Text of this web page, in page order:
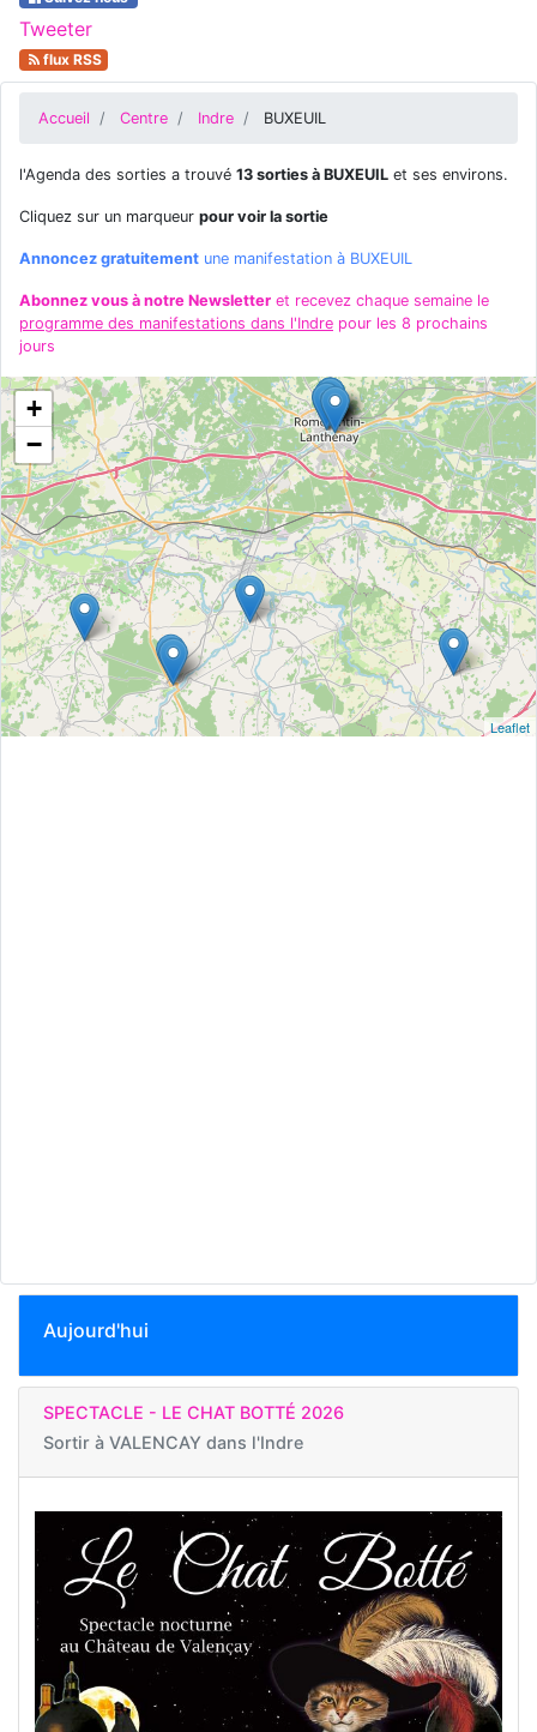
Tweeter
flux RSS
Accueil Centre Indre BUXEUIL
l'Agenda des sorties a trouvé 13 sorties à BUXEUIL et ses environs.
Cliquez sur un marqueur pour voir la sortie
Annoncez gratuitement une manifestation à BUXEUIL
Abonnez vous à notre Newsletter et recevez chaque semaine le
programme des manifestations dans l'Indre pour les 8 prochains
jours
+
−
Leaflet
Aujourd'hui
SPECTACLE - LE CHAT BOTTÉ 2026
Sortir à VALENCAY dans l'Indre